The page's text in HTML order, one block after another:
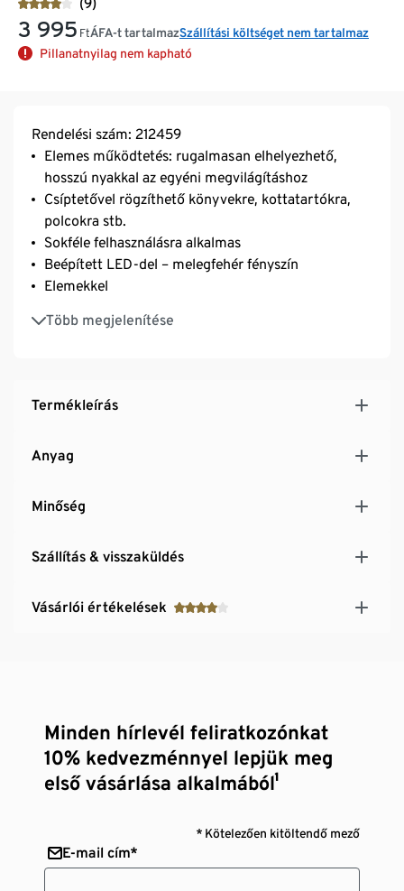
3 995 FtÁFA-t tartalmazSzállítási költséget nem tartalmaz
Pillanatnyilag nem kapható
Rendelési szám: 212459
Elemes működtetés: rugalmasan elhelyezhető,
hosszú nyakkal az egyéni megvilágításhoz
Csíptetővel rögzíthető könyvekre, kottatartókra,
polcokra stb.
Sokféle felhasználásra alkalmas
Beépített LED-del – melegfehér fényszín
Elemekkel
Több megjelenítése
Be-/kikapcsolóval
Termékleírás
Anyag
Minőség
Szállítás & visszaküldés
Vásárlói értékelések
Minden hírlevél feliratkozónkat
10% kedvezménnyel lepjük meg
első vásárlása alkalmából¹
* Kötelezően kitöltendő mező
E-mail cím*